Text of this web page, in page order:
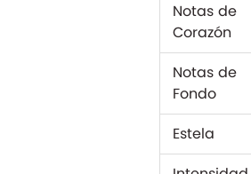
Notas de
Corazón
Notas de
Fondo
Estela